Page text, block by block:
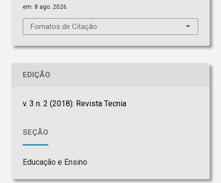
em: 8 ago. 2026.
Fomatos de Citação
EDIÇÃO
v. 3 n. 2 (2018): Revista Tecnia
SEÇÃO
Educação e Ensino